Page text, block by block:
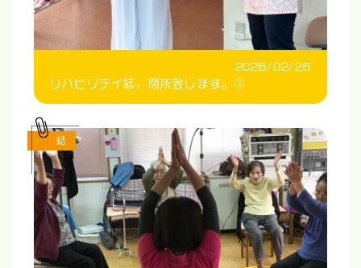
2026/02/26
リハビリデイ結、閉所致します。③
結